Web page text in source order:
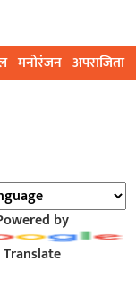
मनोरंजन अपराजिता
by
Translate